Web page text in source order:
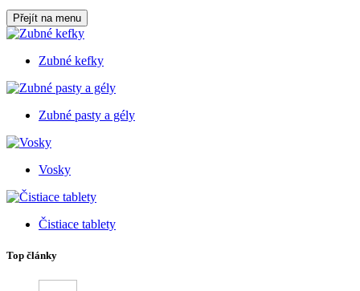
Přejít na menu
Zubné kefky
Zubné pasty a gély
Vosky
Čistiace tablety
Top články